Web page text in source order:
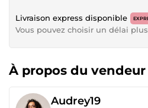
Livraison express disponible
Vous pouvez choisir un délai
À propos du vendeur
Audrey19